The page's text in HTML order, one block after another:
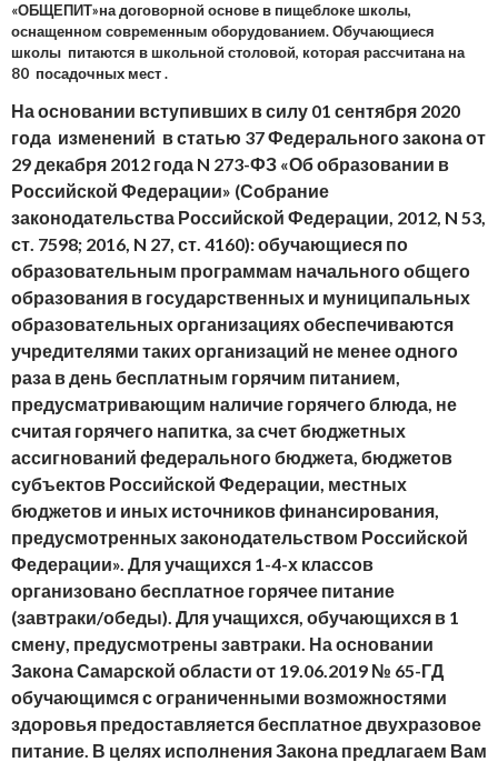
«ОБЩЕПИТ»на договорной основе в пищеблоке школы,
оснащенном современным оборудованием. Обучающиеся
школы питаются в школьной столовой, которая рассчитана на
80 посадочных мест .
На основании вступивших в силу 01 сентября 2020
года изменений встатью 37Федерального закона от
29 декабря 2012 года N 273-ФЗ «Об образовании в
Российской Федерации» (Собрание
законодательства Российской Федерации, 2012, N 53,
ст. 7598; 2016, N 27, ст. 4160): обучающиеся по
образовательным программам начального общего
образования в государственных и муниципальных
образовательных организациях обеспечиваются
учредителями таких организаций не менее одного
раза в день бесплатным горячим питанием,
предусматривающим наличие горячего блюда, не
считая горячего напитка, за счет бюджетных
ассигнований федерального бюджета, бюджетов
субъектов Российской Федерации, местных
бюджетов и иных источников финансирования,
предусмотренных законодательством Российской
Федерации». Для учащихся 1-4-х классов
организовано бесплатное горячее питание
(завтраки/обеды). Для учащихся, обучающихся в 1
смену, предусмотрены завтраки. На основании
Закона Самарской области от 19.06.2019 № 65-ГД
обучающимся с ограниченными возможностями
здоровья предоставляется бесплатное двухразовое
питание. В целях исполнения Закона предлагаем Вам